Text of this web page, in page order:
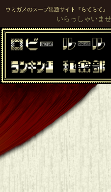
ウミガメのスープ出題サイト『らてらて』
いらっしゃいませ